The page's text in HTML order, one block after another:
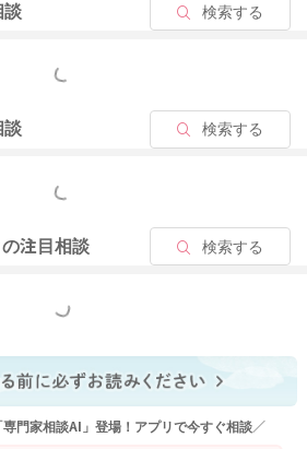
談 検索する
もっと見る
談 検索する
もっと見る
注目相談 検索する
もっと見る
門家相談AI」登場！アプリで今すぐ相談／